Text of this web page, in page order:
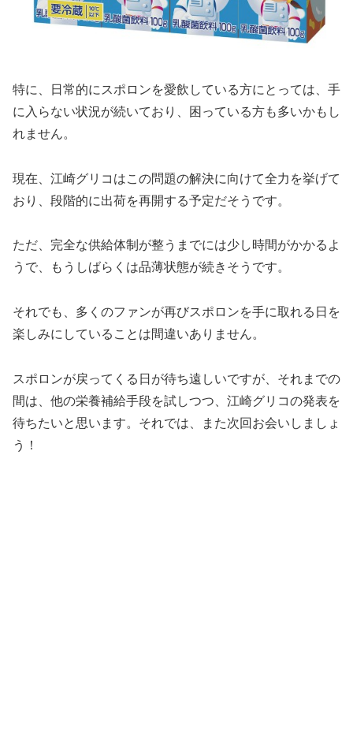
特に、日常的にスポロンを愛飲している方にとっては、手
に入らない状況が続いており、困っている方も多いかもし
れません。
現在、江崎グリコはこの問題の解決に向けて全力を挙げて
おり、段階的に出荷を再開する予定だそうです。
ただ、完全な供給体制が整うまでには少し時間がかかるよ
うで、もうしばらくは品薄状態が続きそうです。
それでも、多くのファンが再びスポロンを手に取れる日を
楽しみにしていることは間違いありません。
スポロンが戻ってくる日が待ち遠しいですが、それまでの
間は、他の栄養補給手段を試しつつ、江崎グリコの発表を
待ちたいと思います。それでは、また次回お会いしましょ
う！